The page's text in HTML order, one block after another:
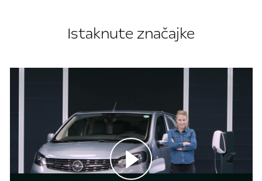
Istaknute značajke
Iskusite novi Vivaro-e
Vaš potpuno električan njemački alat koji
pokreće vaše poslovanje.